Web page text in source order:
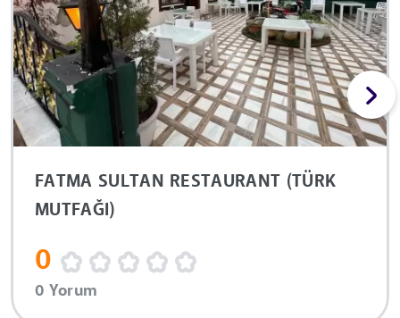
FATMA SULTAN RESTAURANT (TÜRK
MUTFAĞI)
0
0 Yorum